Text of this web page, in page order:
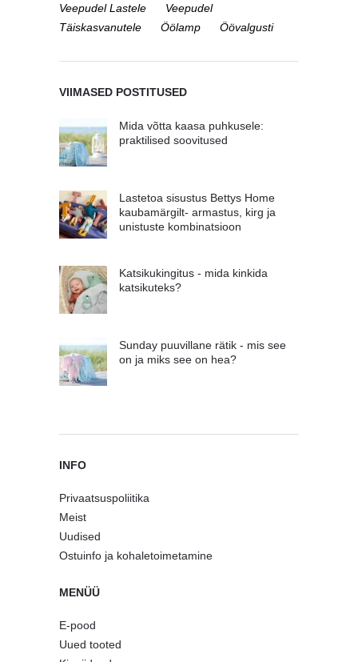
Veepudel Lastele
Veepudel
Täiskasvanutele
Öölamp Öövalgusti
VIIMASED POSTITUSED
Mida võtta kaasa puhkusele:
praktilised soovitused
Lastetoa sisustus Bettys Home
kaubamärgilt- armastus, kirg ja
unistuste kombinatsioon
Katsikukingitus - mida kinkida
katsikuteks?
Sunday puuvillane rätik - mis see
on ja miks see on hea?
INFO
Privaatsuspoliitika
Meist
Uudised
Ostuinfo ja kohaletoimetamine
MENÜÜ
E-pood
Uued tooted